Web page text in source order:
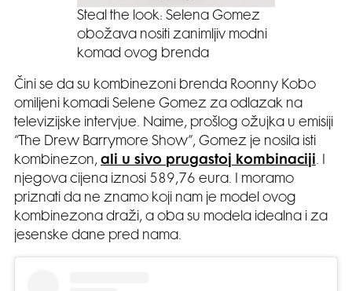
Steal the look: Selena Gomez
obožava nositi zanimljiv modni
komad ovog brenda
Čini se da su kombinezoni brenda Roonny Kobo
omiljeni komadi Selene Gomez za odlazak na
televizijske intervjue. Naime, prošlog ožujka u emisiji
“The Drew Barrymore Show”, Gomez je nosila isti
kombinezon, ali u sivo prugastoj kombinaciji . I
njegova cijena iznosi 589,76 eura. I moramo
priznati da ne znamo koji nam je model ovog
kombinezona draži, a oba su modela idealna i za
jesenske dane pred nama.